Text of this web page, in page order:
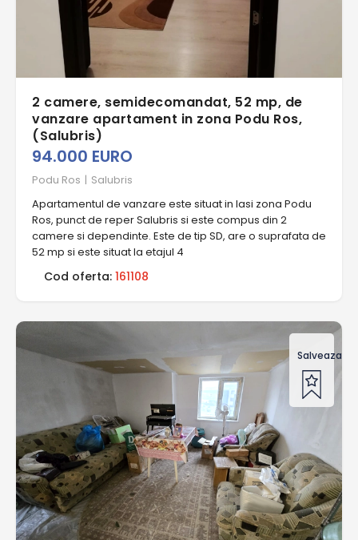
2 camere, semidecomandat, 52 mp, de
vanzare apartament in zona Podu Ros,
(Salubris)
94.000 EURO
Podu Ros | Salubris
Apartamentul de vanzare este situat in Iasi zona Podu
Ros, punct de reper Salubris si este compus din 2
camere si dependinte. Este de tip SD, are o suprafata de
52 mp si este situat la etajul 4
Cod oferta: 161108
Salveaza